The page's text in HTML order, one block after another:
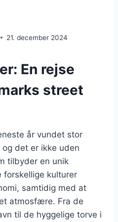
21. december 2024
En rejse
street
år vundet stor
det er ikke uden
tilbyder en unik
forskellige kulturer
samtidig med at
atmosfære. Fra de
til de hyggelige torve i